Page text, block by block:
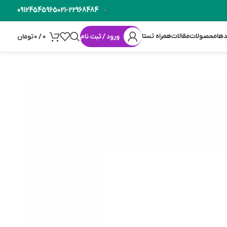
021-22968484
09124545965
محصولاتمقالاتهمراه تستا ورود / ثبت نام 0
/
0تومان